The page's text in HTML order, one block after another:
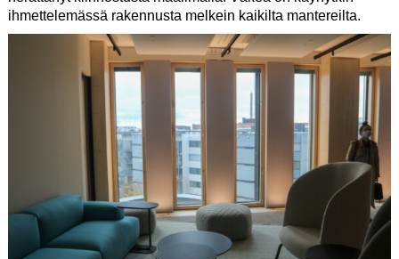
ihmettelemässä rakennusta melkein kaikilta mantereilta.